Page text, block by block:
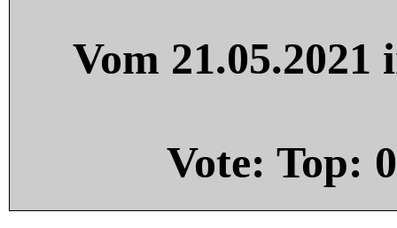
Vom
Vote: Top: 0